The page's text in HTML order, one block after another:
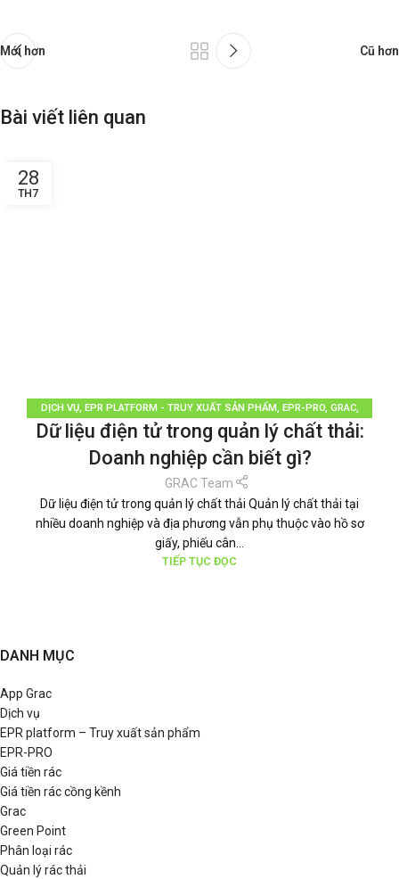
Mới hơn Cũ hơn
Bài viết liên quan
28
TH7
DỊCH VỤ, EPR PLATFORM - TRUY XUẤT SẢN PHẨM, EPR-PRO, GRAC,
PHÂN LOẠI RÁC,QUẢN LÝ RÁC THẢI,TÁI CHẾ TÁI SỬ DỤNG,THƯƠNG HIỆU
BỀN VỮNG
TIN TỨC
Dữ liệu điện tử trong quản lý chất thải:
Doanh nghiệp cần biết gì?
GRAC Team
Dữ liệu điện tử trong quản lý chất thải Quản lý chất thải tại
nhiều doanh nghiệp và địa phương vẫn phụ thuộc vào hồ sơ
giấy, phiếu cân...
TIẾP TỤC ĐỌC
DANH MỤC
App Grac
Dịch vụ
EPR platform – Truy xuất sản phẩm
EPR-PRO
Giá tiền rác
Giá tiền rác cồng kềnh
Grac
Green Point
Phân loại rác
Quản lý rác thải